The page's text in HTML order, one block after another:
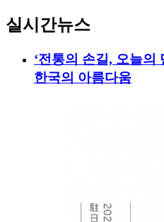
실시간뉴스
‘전통의 손길, 오늘의
한국의 아름다움